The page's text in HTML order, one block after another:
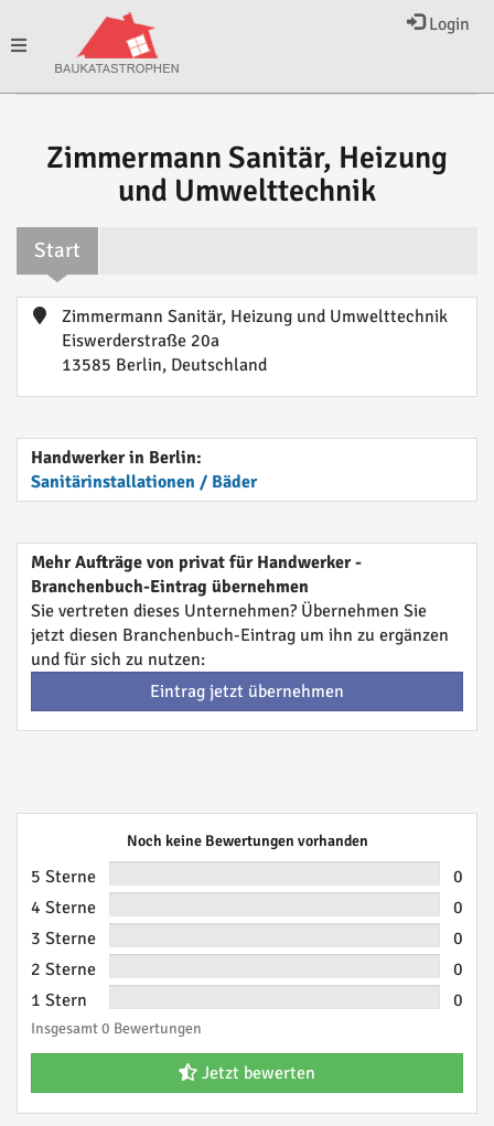
Login
Toggle
Zimmermann Sanitär, Heizung
und Umwelttechnik
Start
Zimmermann Sanitär, Heizung und Umwelttechnik
Eiswerderstraße 20a
13585 Berlin, Deutschland
Handwerker in Berlin:
Sanitärinstallationen / Bäder
Mehr Aufträge von privat für Handwerker -
Branchenbuch-Eintrag übernehmen
Sie vertreten dieses Unternehmen? Übernehmen Sie
jetzt diesen Branchenbuch-Eintrag um ihn zu ergänzen
und für sich zu nutzen:
Eintrag jetzt übernehmen
Noch keine Bewertungen vorhanden
5 Sterne
0
4 Sterne
0
3 Sterne
0
2 Sterne
0
1 Stern
0
Insgesamt 0 Bewertungen
Jetzt bewerten